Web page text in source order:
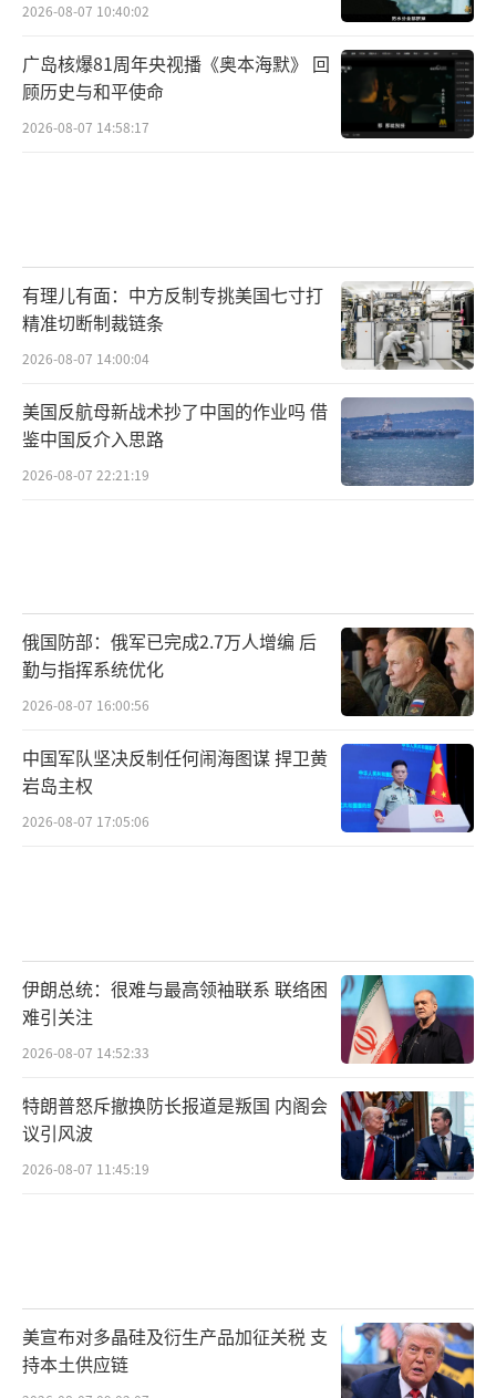
2026-08-07 10:40:02
广岛核爆81周年央视播《奥本海默》 回
顾历史与和平使命
2026-08-07 14:58:17
有理儿有面：中方反制专挑美国七寸打
精准切断制裁链条
2026-08-07 14:00:04
美国反航母新战术抄了中国的作业吗 借
鉴中国反介入思路
2026-08-07 22:21:19
俄国防部：俄军已完成2.7万人增编 后
勤与指挥系统优化
2026-08-07 16:00:56
中国军队坚决反制任何闹海图谋 捍卫黄
岩岛主权
2026-08-07 17:05:06
伊朗总统：很难与最高领袖联系 联络困
难引关注
2026-08-07 14:52:33
特朗普怒斥撤换防长报道是叛国 内阁会
议引风波
2026-08-07 11:45:19
美宣布对多晶硅及衍生产品加征关税 支
持本土供应链